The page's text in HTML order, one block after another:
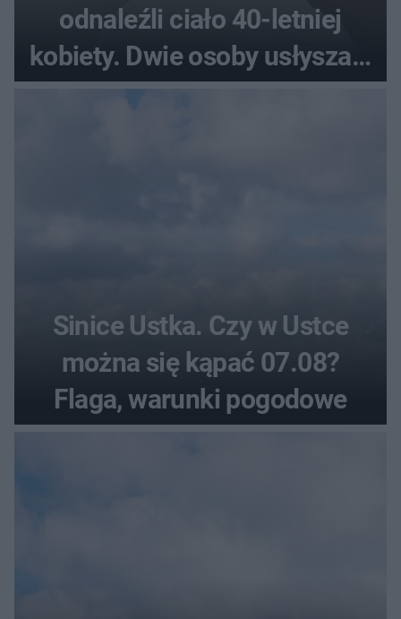
odnaleźli ciało 40-letniej
kobiety. Dwie osoby usłyszały
zarzut zabójstwa
Sinice Ustka. Czy w Ustce
można się kąpać 07.08?
Flaga, warunki pogodowe